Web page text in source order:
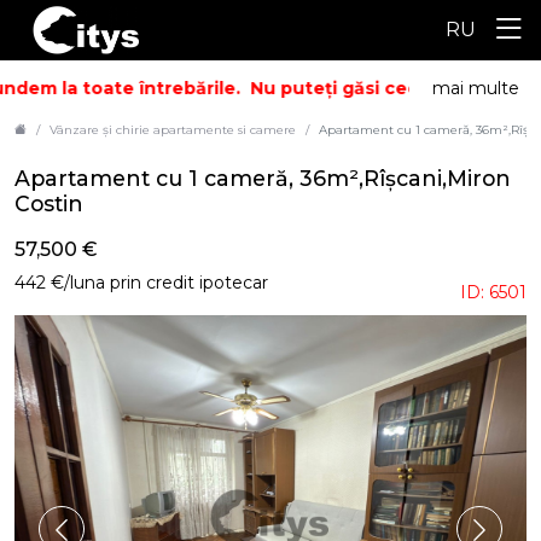
RU
la toate întrebările. Nu puteți găsi ceea ce căutați?
mai multe
Vânzare și chirie apartamente si camere Apartament cu 1 cameră,
Apartament cu 1 cameră, 36m²,Rîşcani,Miron
Costin
ID: 6501
57,500 €
442 €/luna prin credit ipotecar